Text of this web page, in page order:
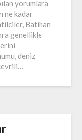
yorumlara
ne kadar
Batihan
genellikle
deniz